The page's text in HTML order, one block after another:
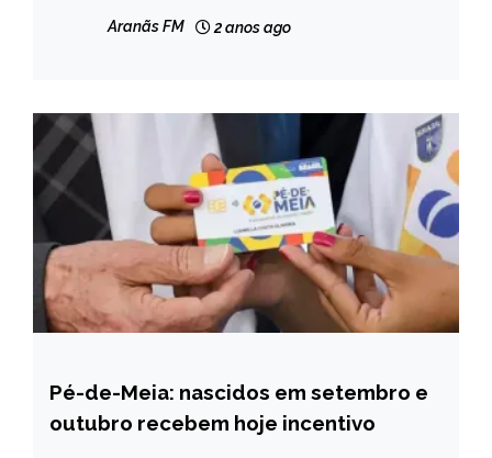
Aranãs FM 2 anos ago
BRASIL
NOTÍCIAS
Pé-de-Meia: nascidos em setembro e
outubro recebem hoje incentivo